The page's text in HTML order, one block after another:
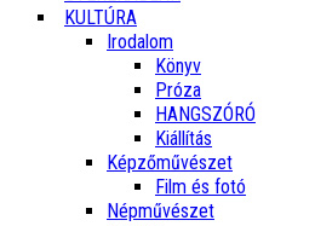
KULTÚRA
Irodalom
Könyv
Próza
HANGSZÓRÓ
Kiállítás
Képzőművészet
Film és fotó
Népművészet